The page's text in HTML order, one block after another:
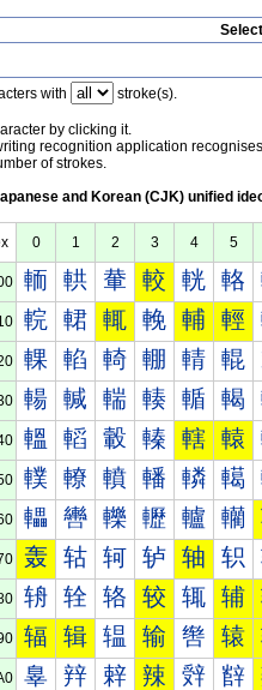
with stroke(s).
by clicking it.
recognition application
of strokes.
and Korean (CJK) unified
0 1 2 3 4 5
輀 輁 輂 較 輄 輅
輐 輑 輒 輓 輔 輕
輠 輡 輢 輣 輤 輥
輰 輱 輲 輳 輴 輵
轀 轁 轂 轃 轄 轅
轐 轑 轒 轓 轔 轕
轠 轡 轢 轣 轤 轥
轰 轱 轲 轳 轴 轵
辀 辁 辂 较 辄 辅
辐 辑 辒 输 辔 辕
辠 辡 辢 辣 辤 辥